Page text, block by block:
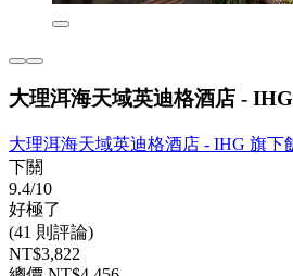
大理洱海天域英迪格酒店 -
大理洱海天域英迪格酒店 - IHG 旗下
下關
9.4/10
好極了
(41 則評論)
NT$3,822